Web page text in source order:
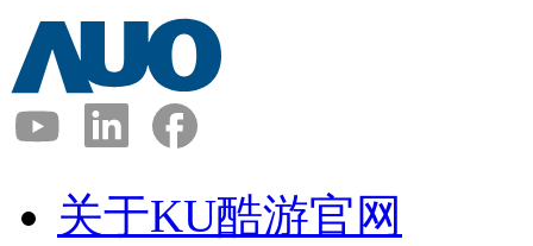
关于KU酷游官网